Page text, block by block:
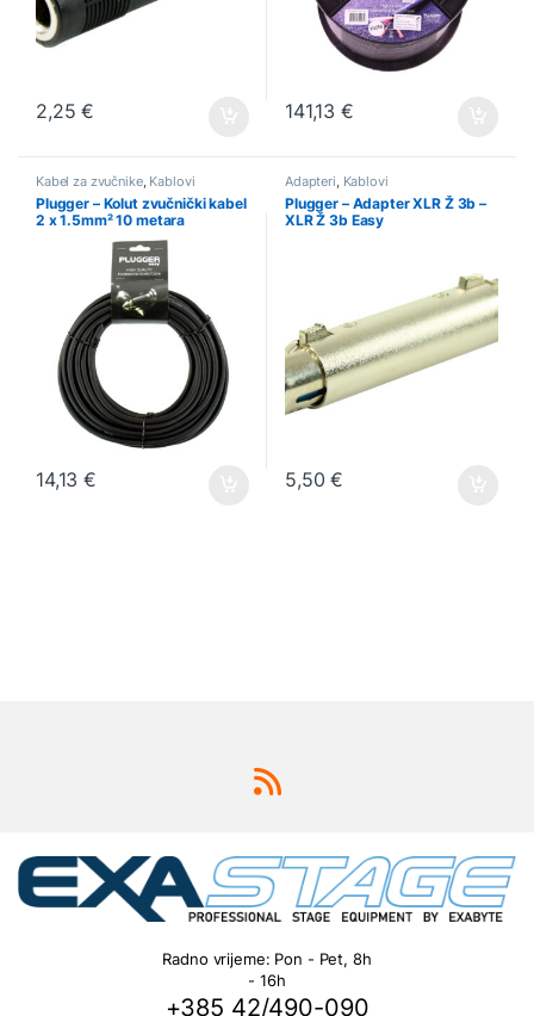
2,25€ 141,13€
Kabel za zvučnike, Kablovi
Plugger – Kolut zvučnički kabel
2 x 1.5mm² 10 metara
14,13€
Adapteri, Kablovi
Plugger – Adapter XLR Ž 3b –
XLR Ž 3b Easy
5,50€
Radno vrijeme: Pon - Pet, 8h
- 16h
+385 42/490-090